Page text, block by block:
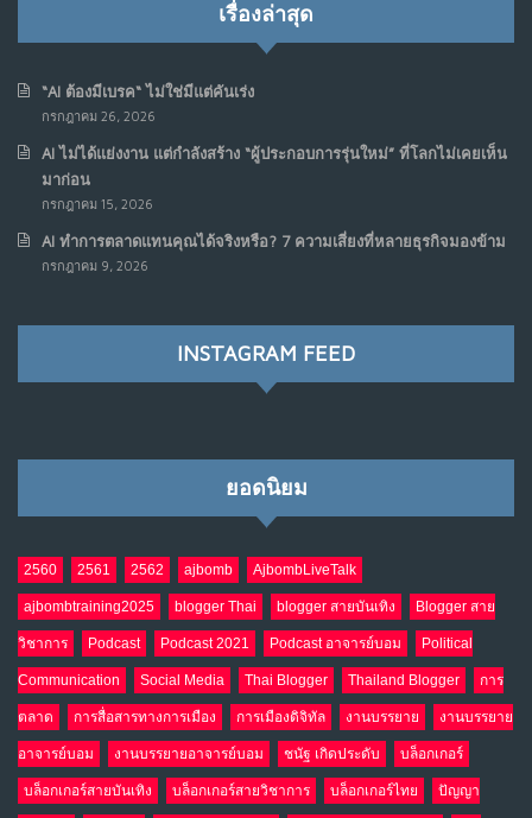
6
7
เมื่อรัฐบาลเริ่มคิดแบบแพลตฟอร์ม : AI กำลังเปลี่ยนรัฐ
ราชการไปตลอดกาล
NO COMMENTS
เมื่อโลกออนไลน์ กลายเป็น“ศาลเตี้ย”
9
NO COMMENTS
10 อินโดนีเซีย กับเกมอำนาจที่มองไม่เห็น
เม.ย. 19, 2026
NO COMMENTS
เรื่องล่าสุด
“AI ต้องมีเบรค“ ไม่ใช่มีแต่คันเร่ง
กรกฎาคม 26, 2026
AI ไม่ได้แย่งงาน แต่กำลังสร้าง “ผู้ประกอบการรุ่นใหม่” ที่โลกไม่เคยเห็น
มาก่อน
กรกฎาคม 15, 2026
AI ทำการตลาดแทนคุณได้จริงหรือ? 7 ความเสี่ยงที่หลายธุรกิจมองข้าม
กรกฎาคม 9, 2026
INSTAGRAM FEED
ยอดนิยม
2560 2561 2562 ajbomb AjbombLiveTalk
ajbombtraining2025 blogger Thai blogger สายบันเทิง Blogger สาย
วิชาการ Podcast Podcast 2021 Podcast อาจารย์บอม Political
Communication Social Media Thai Blogger Thailand Blogger การ
ตลาด การสื่อสารทางการเมือง การเมืองดิจิทัล งานบรรยาย งานบรรยาย
อาจารย์บอม งานบรรยายอาจารย์บอม ชนัฐ เกิดประดับ บล็อกเกอร์
บล็อกเกอร์สายบันเทิง บล็อกเกอร์สายวิชาการ บล็อกเกอร์ไทย ปัญญา